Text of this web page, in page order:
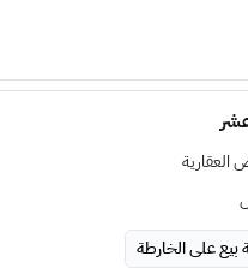
العقارية
على الخارطة